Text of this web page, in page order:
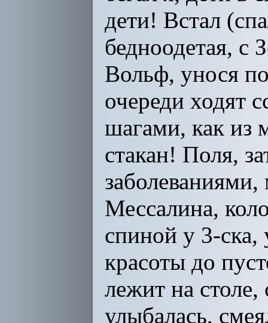
дети! Встал
бедноодетая, с
Вольф, унося
очереди ходят
шагами, как из
стакан! Поля,
Мессалина,
спиной у 3-ска,
красоты до
лежит на
улыбалась,